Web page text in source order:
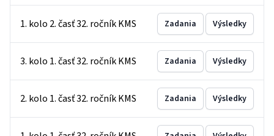
1. kolo 2. časť 32. ročník KMS Zadania Výsledky
3. kolo 1. časť 32. ročník KMS Zadania Výsledky
2. kolo 1. časť 32. ročník KMS Zadania Výsledky